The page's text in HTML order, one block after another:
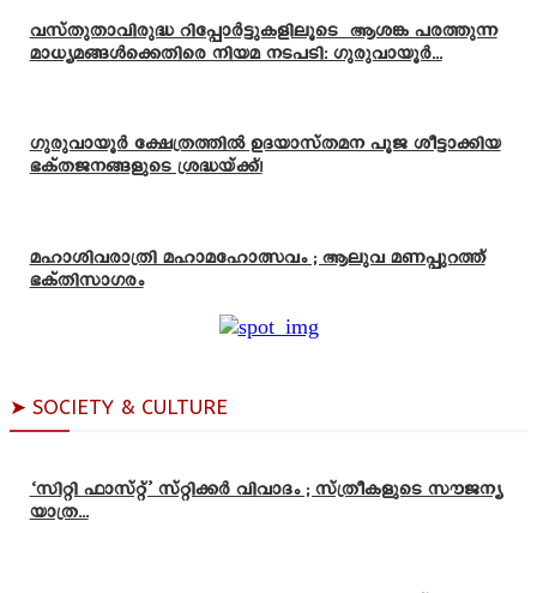
വസ്തുതാവിരുദ്ധ റിപ്പോർട്ടുകളിലൂടെ ആശങ്ക പരത്തുന്ന
മാധ്യമങ്ങൾക്കെതിരെ നിയമ നടപടി: ഗുരുവായൂർ...
ഗുരുവായൂർ ക്ഷേത്രത്തിൽ ഉദയാസ്‌തമന പൂജ ശീട്ടാക്കിയ
ഭക്തജനങ്ങളുടെ ശ്രദ്ധയ്ക്ക്!
മഹാശിവരാത്രി മഹാമഹോത്സവം ; ആലുവ മണപ്പുറത്ത്
ഭക്തിസാഗരം
➤ SOCIETY & CULTURE
‘സിറ്റി ഫാസ്റ്റ്’ സ്റ്റിക്കർ വിവാദം ; സ്ത്രീകളുടെ സൗജന്യ
യാത്ര...